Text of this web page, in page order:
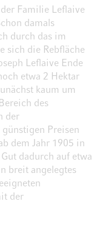
Familie Leflaive
damals
durch das im
sich die Rebfläche
Leflaive Ende
etwa 2 Hektar
kaum um
des
der
günstigen Preisen
dem Jahr 1905 in
dadurch auf etwa
breit angelegtes
der